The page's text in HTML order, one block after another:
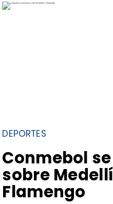
DEPORTES
Conmebol
sobre
Flamengo